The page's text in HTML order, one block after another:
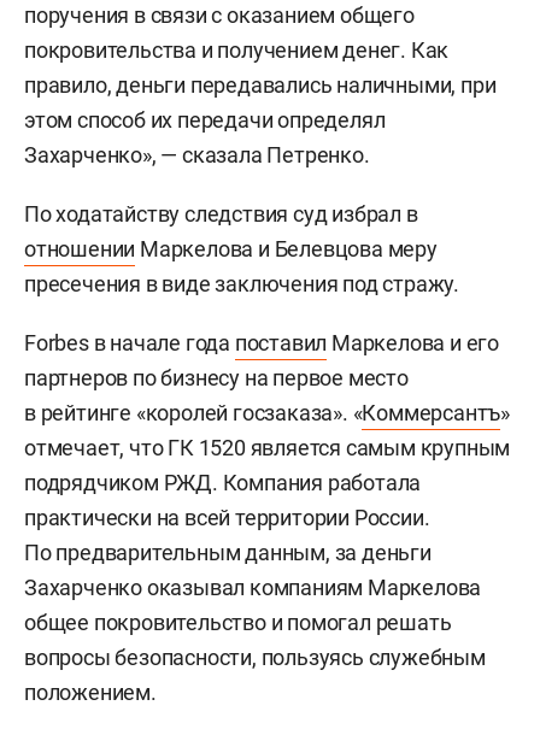
поручения в связи с оказанием общего
покровительства и получением денег. Как
правило, деньги передавались наличными, при
этом способ их передачи определял
Захарченко», — сказала Петренко.
По ходатайству следствия суд избрал в
отношении Маркелова и Белевцова меру
пресечения в виде заключения под стражу.
Forbes в начале года поставил Маркелова и его
партнеров по бизнесу на первое место
в рейтинге «королей госзаказа». «Коммерсантъ»
отмечает, что ГК 1520 является самым крупным
подрядчиком РЖД. Компания работала
практически на всей территории России.
По предварительным данным, за деньги
Захарченко оказывал компаниям Маркелова
общее покровительство и помогал решать
вопросы безопасности, пользуясь служебным
положением.